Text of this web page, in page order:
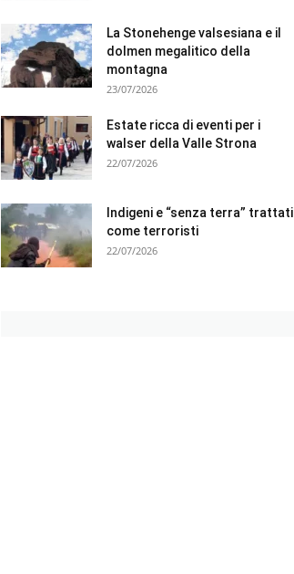
La Stonehenge valsesiana e il
dolmen megalitico della
montagna
23/07/2026
Estate ricca di eventi per i
walser della Valle Strona
22/07/2026
Indigeni e “senza terra” trattati
come terroristi
22/07/2026